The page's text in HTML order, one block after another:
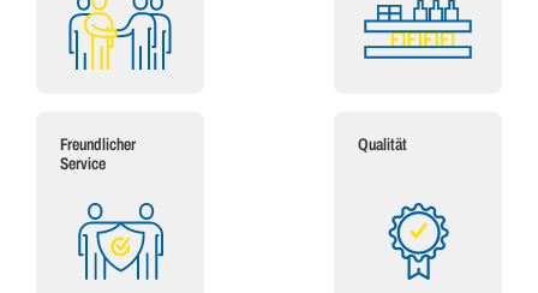
Freundlicher
Service
Qualität